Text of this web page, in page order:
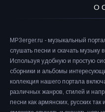
О
MP3erger.ru - музыкальный
слушать песни и скачать музыку
Используя удобную и простую
сборники и альбомы
коллекция нашего портала
различных жанров, стилей и
песни как армянских, русских